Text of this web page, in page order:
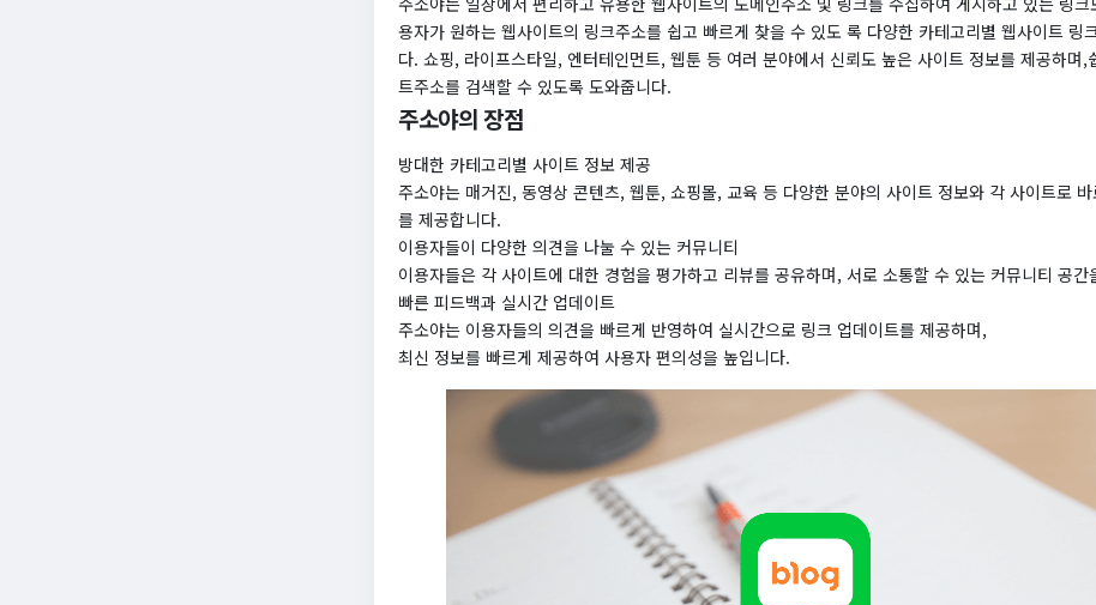
용자가 원하는 웹사이트의 링크주소를 쉽고 빠르게 찾을 수 있도 록 다양한 카테고리별 웹사이트 링
다. 쇼핑, 라이프스타일, 엔터테인먼트, 웹툰 등 여러 분야에서 신뢰도 높은 사이트 정보를 제공하며,
트주소를 검색할 수 있도록 도와줍니다.
주소야의 장점
방대한 카테고리별 사이트 정보 제공
주소야는 매거진, 동영상 콘텐츠, 웹툰, 쇼핑몰, 교육 등 다양한 분야의 사이트 정보와 각 사이트로
를 제공합니다.
이용자들이 다양한 의견을 나눌 수 있는 커뮤니티
이용자들은 각 사이트에 대한 경험을 평가하고 리뷰를 공유하며, 서로 소통할 수 있는 커뮤니티 공간
빠른 피드백과 실시간 업데이트
주소야는 이용자들의 의견을 빠르게 반영하여 실시간으로 링크 업데이트를 제공하며,
최신 정보를 빠르게 제공하여 사용자 편의성을 높입니다.